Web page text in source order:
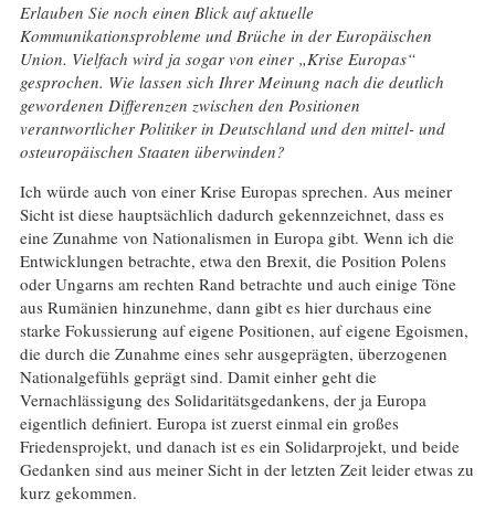
Erlauben Sie noch einen Blick auf aktuelle
Kommunikationsprobleme und Brüche in der Europäischen
Union. Vielfach wird ja sogar von einer „Krise Europas“
gesprochen. Wie lassen sich Ihrer Meinung nach die deutlich
gewordenen Differenzen zwischen den Positionen
verantwortlicher Politiker in Deutschland und den mittel- und
osteuropäischen Staaten überwinden?
Ich würde auch von einer Krise Europas sprechen. Aus meiner
Sicht ist diese hauptsächlich dadurch gekennzeichnet, dass es
eine Zunahme von Nationalismen in Europa gibt. Wenn ich die
Entwicklungen betrachte, etwa den Brexit, die Position Polens
oder Ungarns am rechten Rand betrachte und auch einige Töne
aus Rumänien hinzunehme, dann gibt es hier durchaus eine
starke Fokussierung auf eigene Positionen, auf eigene Egoismen,
die durch die Zunahme eines sehr ausgeprägten, überzogenen
Nationalgefühls geprägt sind. Damit einher geht die
Vernachlässigung des Solidaritätsgedankens, der ja Europa
eigentlich definiert. Europa ist zuerst einmal ein großes
Friedensprojekt, und danach ist es ein Solidarprojekt, und beide
Gedanken sind aus meiner Sicht in der letzten Zeit leider etwas zu
kurz gekommen.